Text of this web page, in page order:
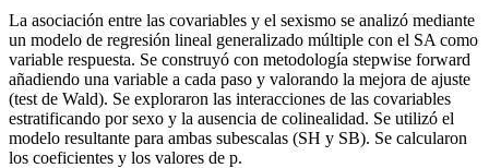
La asociación entre las covariables y el sexismo se analizó mediante
un modelo de regresión lineal generalizado múltiple con el SA como
variable respuesta. Se construyó con metodología stepwise forward
añadiendo una variable a cada paso y valorando la mejora de ajuste
(test de Wald). Se exploraron las interacciones de las covariables
estratificando por sexo y la ausencia de colinealidad. Se utilizó el
modelo resultante para ambas subescalas (SH y SB). Se calcularon
los coeficientes y los valores de p.